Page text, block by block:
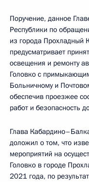
Поручение, данное
Республики по
из города Прохладный
предусматривает
освещения и ремонту
Головко с
Больничному и
обеспечив проезжее
работ и безопасность
Глава
доложил о том, что
мероприятий на
Головко в городе
2021 года, по